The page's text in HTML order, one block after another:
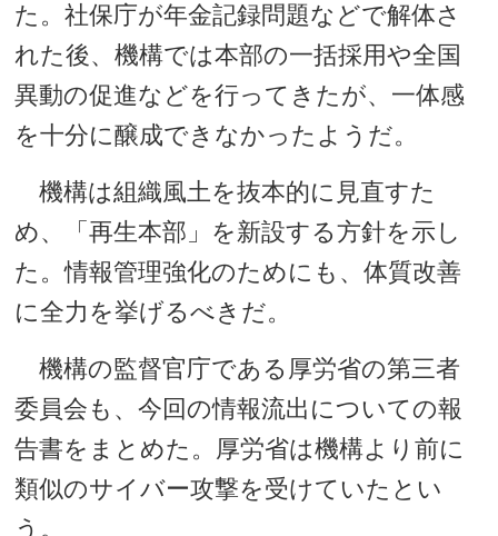
た。社保庁が年金記録問題などで解体さ
れた後、機構では本部の一括採用や全国
異動の促進などを行ってきたが、一体感
を十分に醸成できなかったようだ。
機構は組織風土を抜本的に見直すた
め、「再生本部」を新設する方針を示し
た。情報管理強化のためにも、体質改善
に全力を挙げるべきだ。
機構の監督官庁である厚労省の第三者
委員会も、今回の情報流出についての報
告書をまとめた。厚労省は機構より前に
類似のサイバー攻撃を受けていたとい
う。